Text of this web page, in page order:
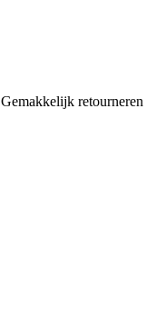
Gemakkelijk retourneren